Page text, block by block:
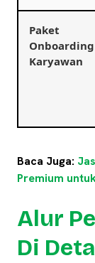
Paket
Onboarding
Karyawan
Baca Juga:
Premium
Alur
Di Deta